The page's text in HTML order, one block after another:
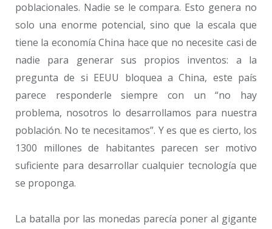
poblacionales. Nadie se le compara. Esto genera no
solo una enorme potencial, sino que la escala que
tiene la economía China hace que no necesite casi de
nadie para generar sus propios inventos: a la
pregunta de si EEUU bloquea a China, este país
parece responderle siempre con un “no hay
problema, nosotros lo desarrollamos para nuestra
población. No te necesitamos”. Y es que es cierto, los
1300 millones de habitantes parecen ser motivo
suficiente para desarrollar cualquier tecnología que
se proponga.
La batalla por las monedas parecía poner al gigante